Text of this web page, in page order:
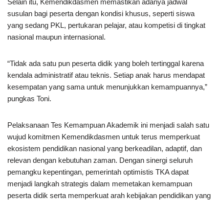
Selain itu, Kemendikdasmen memastikan adanya jadwal
susulan bagi peserta dengan kondisi khusus, seperti siswa
yang sedang PKL, pertukaran pelajar, atau kompetisi di tingkat
nasional maupun internasional.
“Tidak ada satu pun peserta didik yang boleh tertinggal karena
kendala administratif atau teknis. Setiap anak harus mendapat
kesempatan yang sama untuk menunjukkan kemampuannya,”
pungkas Toni.
Pelaksanaan Tes Kemampuan Akademik ini menjadi salah satu
wujud komitmen Kemendikdasmen untuk terus memperkuat
ekosistem pendidikan nasional yang berkeadilan, adaptif, dan
relevan dengan kebutuhan zaman. Dengan sinergi seluruh
pemangku kepentingan, pemerintah optimistis TKA dapat
menjadi langkah strategis dalam memetakan kemampuan
peserta didik serta memperkuat arah kebijakan pendidikan yang